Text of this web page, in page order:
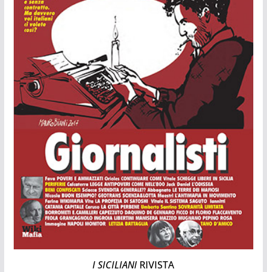
I SICILIANI RIVISTA